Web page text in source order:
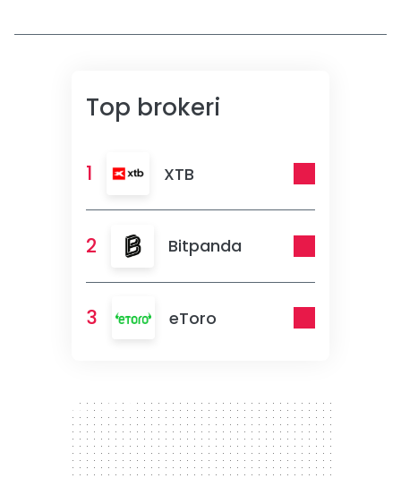
Top brokeri
1 XTB
2 Bitpanda
3 eToro
300 x 250